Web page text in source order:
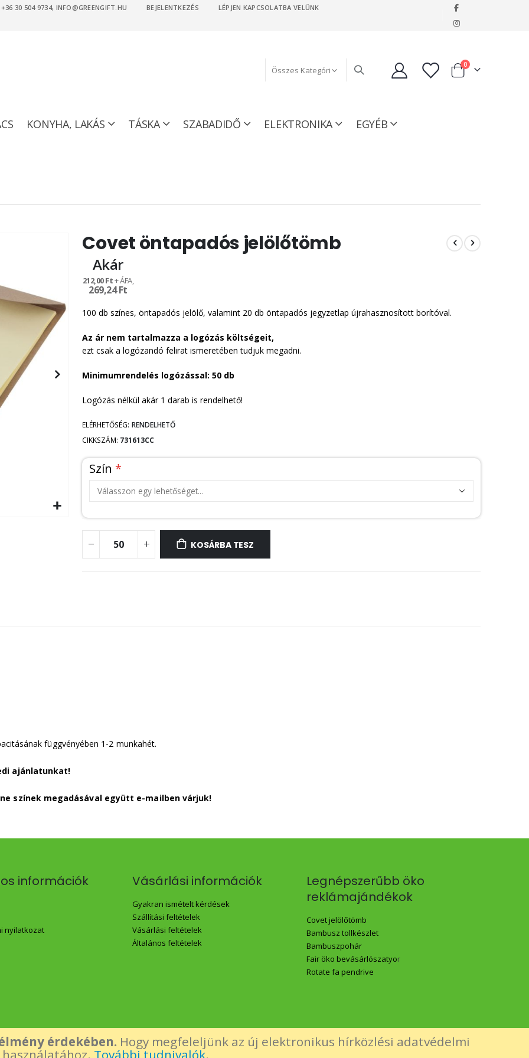
érdekében. Hogy megfeleljünk az új elektronikus hírközlési adatvédelmi
További tudnivalók.
30 504 9734, INFO@GREENGIFT.HU BEJELENTKEZÉS
LÉPJEN KAPCSOLATBA VELÜNK
Kosár
0tételeket
KONYHA, LAKÁS TÁSKA SZABADIDŐ ELEKTRONIKA EGYÉB
Covet öntapadós jelölőtömb
Akár
269,24 Ft
212,00 Ft
100 db színes, öntapadós jelölő, valamint 20 db öntapadós jegyzetlap újrahasznosított borítóval.
Az ár nem tartalmazza a logózás költségeit,
ezt csak a logózandó felirat ismeretében tudjuk megadni.
Minimumrendelés logózással: 50 db
Logózás nélkül akár 1 darab is rendelhető!
ELÉRHETŐSÉG: RENDELHETŐ
CIKKSZÁM 731613CC
Szín
KOSÁRBA TESZ
függvényében 1-2 munkahét.
ajánlatunkat!
színek megadásával együtt e-mailben várjuk!
információk
nyilatkozat
Vásárlási információk
Gyakran ismételt kérdések
Szállítási feltételek
Vásárlási feltételek
Általános feltételek
Legnépszerűbb öko
reklámajándékok
Covet jelölőtömb
Bambusz tollkészlet
Bambuszpohár
Fair öko bevásárlószatyor
Rotate fa pendrive